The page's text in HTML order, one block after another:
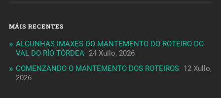
MÁIS RECENTES
ALGUNHAS IMAXES DO MANTEMENTO DO ROTEIRO DO
VAL DO RÍO TÓRDEA 24 Xullo, 2026
COMENZANDO O MANTEMENTO DOS ROTEIROS 12 Xullo,
2026